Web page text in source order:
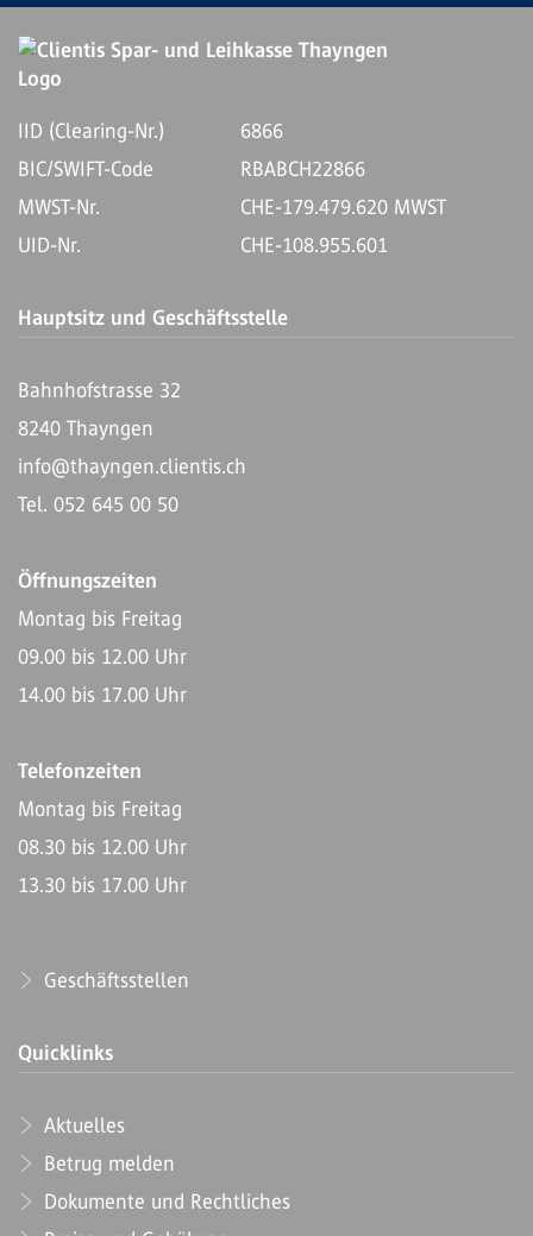
IID (Clearing-Nr.)
6866
BIC/SWIFT-Code
RBABCH22866
MWST-Nr.
CHE-179.479.620 MWST
UID-Nr.
CHE-108.955.601
Hauptsitz und Geschäftsstelle
Bahnhofstrasse 32
8240 Thayngen
info@thayngen.clientis.ch
Tel. 052 645 00 50
Öffnungszeiten
Montag bis Freitag
09.00 bis 12.00 Uhr
14.00 bis 17.00 Uhr
Telefonzeiten
Montag bis Freitag
08.30 bis 12.00 Uhr
13.30 bis 17.00 Uhr
Geschäftsstellen
Quicklinks
Aktuelles
Betrug melden
Dokumente und Rechtliches